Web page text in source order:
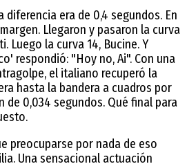
diferencia era de 0,4 segundos. En
Llegaron y pasaron la curva
Luego la curva 14, Bucine. Y
respondió: "Hoy no, Ai". Con una
el italiano recuperó la
hasta la bandera a cuadros por
de 0,034 segundos. Qué final para
preocuparse por nada de eso
Una sensacional actuación